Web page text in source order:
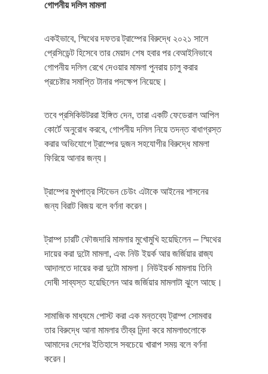
গোপনীয় দলিল মামলা
একইভাবে, স্মিথের দফতর ট্রাম্পের বিরুদ্ধে ২০২১ সালে
প্রেসিডেন্ট হিসেবে তার মেয়াদ শেষ হবার পর বেআইনিভাবে
গোপনীয় দলিল রেখে দেওয়ার মামলা পুনরায় চালু করার
প্রচেষ্টার সমাপ্তি টানার পদক্ষেপ নিয়েছে।
তবে প্রসিকিউটররা ইঙ্গিত দেন, তারা একটি ফেডেরাল আপিল
কোর্টে অনুরোধ করবে, গোপনীয় দলিল নিয়ে তদন্ত বাধাগ্রস্ত
করার অভিযোগে ট্রাম্পের দুজন সহযোগীর বিরুদ্ধে মামলা
ফিরিয়ে আনার জন্য।
ট্রাম্পের মুখপাত্র স্টিভেন চেউং এটাকে আইনের শাসনের
জন্য বিরাট বিজয় বলে বর্ণনা করেন।
ট্রাম্প চারটি ফৌজদারি মামলার মুখোমুখি হয়েছিলেন – স্মিথের
দায়ের করা দুটো মামলা, এবং নিউ ইয়র্ক আর জর্জিয়ার রাজ্য
আদালতে দায়ের করা দুটো মামলা। নিউইয়র্ক মামলায় তিনি
দোষী সাব্যস্ত হয়েছিলেন আর জর্জিয়ার মামলাটা ঝুলে আছে।
সামাজিক মাধ্যমে পোস্ট করা এক মন্তব্যে ট্রাম্প সোমবার
তার বিরুদ্ধে আনা মামলার তীব্র নিন্দা করে মামলাগুলোকে
আমাদের দেশের ইতিহাসে সবচেয়ে খারাপ সময় বলে বর্ণনা
করেন।